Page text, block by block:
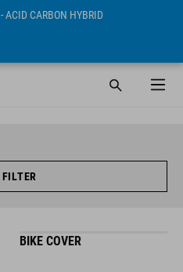
- ACID CARBON HYBRID
FILTER
BIKE COVER